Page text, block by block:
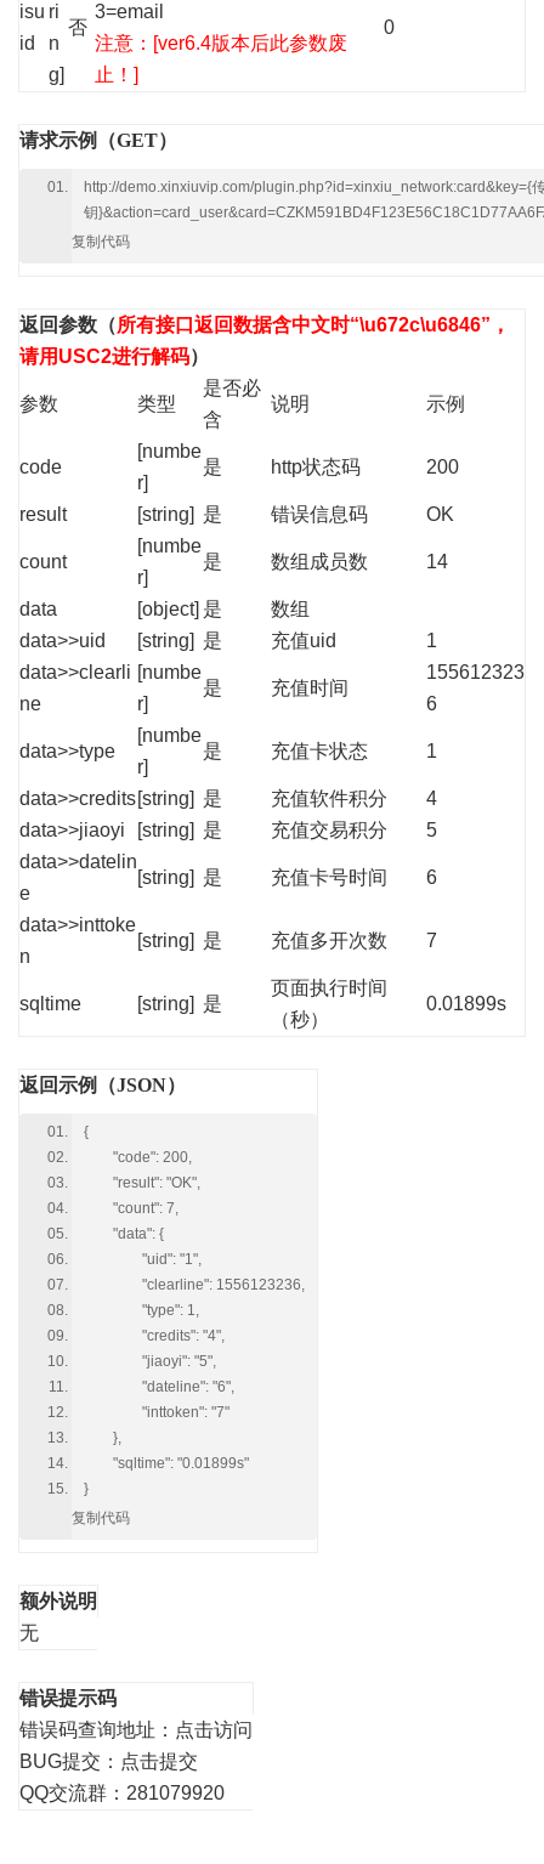
isu
id
ri
n
g]
否
3=email
注意：[ver6.4版本后此参数废
止！]
0
请求示例（GET）
http://demo.xinxiuvip.com/plugin.php?id=xinxiu_network:card&key={
钥
复制代码
返回参数 （所有接口返回数据含中文时“\u672c\u6846”，
请用USC2进行解码）
参数 类型
是否必
含
说明 示例
code
[numbe
r]
是 http状态码 200
result [string] 是 错误信息码 OK
count
[numbe
r]
是 数组成员数 14
data [object] 是
数组
data>>uid
[string] 是 充值uid
1
data>>clearli
ne
[numbe
r]
是 充值时间
155612323
6
data>>type
[numbe
r]
是 充值卡状态 1
data>>credits[string] 是 充值软件积分
4
data>>jiaoyi
[string] 是 充值交易积分
5
data>>datelin
e
[string] 是 充值卡号时间 6
data>>inttoke
n
[string] 是 充值多开次数 7
sqltime [string] 是
页面执行时间
（秒）
0.01899s
返回示例（JSON）
{
"code": 200,
"result": "OK",
"count": 7,
"data": {
"uid": "1",
"clearline": 1556123236,
"type": 1,
"credits": "4",
"jiaoyi": "5",
"dateline": "6",
"inttoken": "7"
},
"sqltime": "0.01899s"
}
复制代码
额外说明
无
错误提示码
错误码查询地址： 点击访问
BUG提交： 点击提交
QQ交流群：281079920